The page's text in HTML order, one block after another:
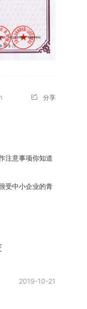
分享
注意事项你知道
受中小企业的青
2019-10-21